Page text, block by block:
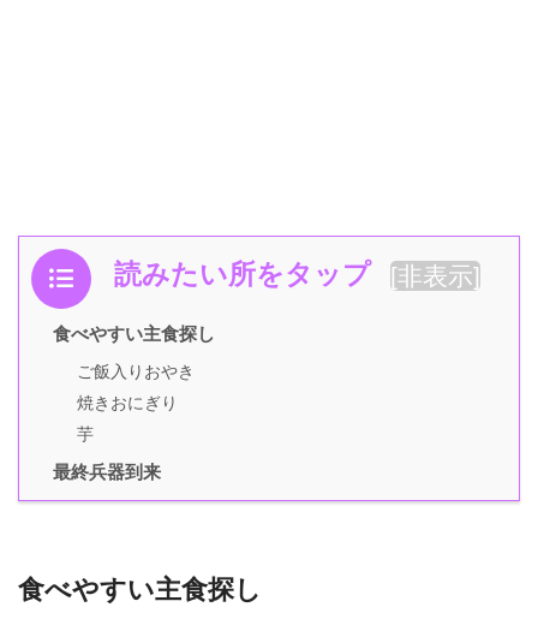
読みたい所をタップ [非表示]
食べやすい主食探し
ご飯入りおやき
焼きおにぎり
芋
最終兵器到来
食べやすい主食探し